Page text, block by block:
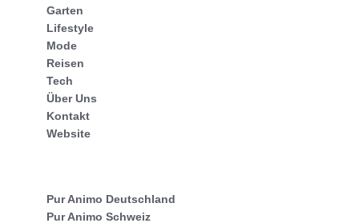
Garten
Lifestyle
Mode
Reisen
Tech
Über Uns
Kontakt
Website
Pur Animo Deutschland
Pur Animo Schweiz